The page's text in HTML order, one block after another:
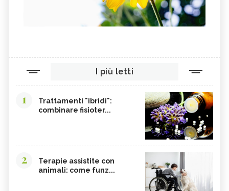
I più letti
1
Trattamenti "ibridi":
combinare fisioter...
2
Terapie assistite con
animali: come funz...